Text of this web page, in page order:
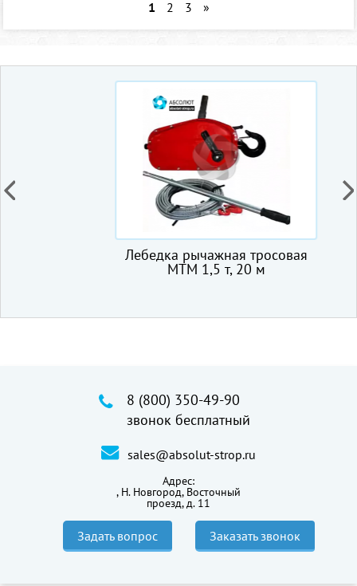
1 2 3 »
Лебедка рычажная тросовая
МТМ 1,5 т, 20 м
8 (800) 350-49-90
звонок бесплатный
sales@absolut-strop.ru
Адрес:
, Н. Новгород, Восточный
проезд, д. 11
Задать вопрос Заказать звонок